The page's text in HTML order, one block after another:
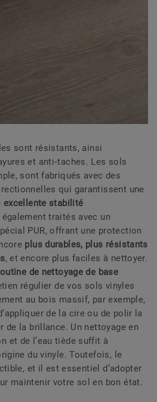
sont résistants, ainsi
et anti‑taches. Les sols
sont fabriqués avec des
qui garantissent une
excellente stabilité
traités avec un
PUR, offrant une protection
plus durables, plus résistants
, et encore plus faciles à nettoyer.
de nettoyage de base
régulier de vos sols vinyles
au bois massif, par exemple,
de la cire ou de polir la
de la brillance. Un nettoyage en
et de l’eau tiède suffit à
du vinyle. Toutefois, le
et il est essentiel d’adopter
maintenir votre sol en bon état.